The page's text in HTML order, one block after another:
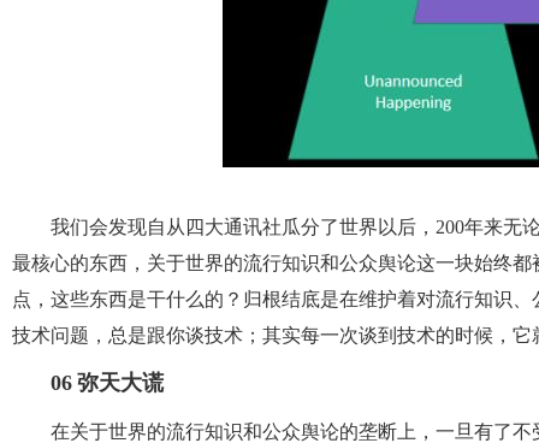
我们会发现自从四大通讯社瓜分了世界以后，200年来无
最核心的东西，关于世界的流行知识和公众舆论这一块始终
点，这些东西是干什么的？归根结底是在维护着对流行知识
技术问题，总是跟你谈技术；其实每一次谈到技术的时候，
06 弥天大谎
在关于世界的流行知识和公众舆论的垄断上，一旦有了